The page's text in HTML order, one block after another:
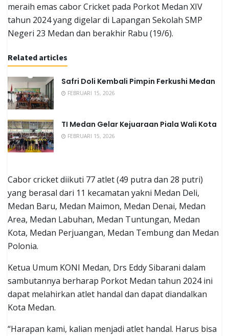
meraih emas cabor Cricket pada Porkot Medan XIV
tahun 2024 yang digelar di Lapangan Sekolah SMP
Negeri 23 Medan dan berakhir Rabu (19/6).
Related articles
Safri Doli Kembali Pimpin Ferkushi Medan
FEBRUARI 15, 2026
TI Medan Gelar Kejuaraan Piala Wali Kota
FEBRUARI 15, 2026
Cabor cricket diikuti 77 atlet (49 putra dan 28 putri)
yang berasal dari 11 kecamatan yakni Medan Deli,
Medan Baru, Medan Maimon, Medan Denai, Medan
Area, Medan Labuhan, Medan Tuntungan, Medan
Kota, Medan Perjuangan, Medan Tembung dan Medan
Polonia.
Ketua Umum KONI Medan, Drs Eddy Sibarani dalam
sambutannya berharap Porkot Medan tahun 2024 ini
dapat melahirkan atlet handal dan dapat diandalkan
Kota Medan.
“Harapan kami, kalian menjadi atlet handal. Harus bisa